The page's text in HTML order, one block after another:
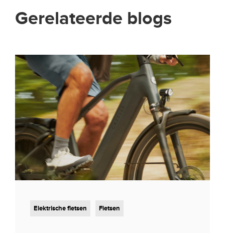
Gerelateerde blogs
Elektrische fietsen Fietsen